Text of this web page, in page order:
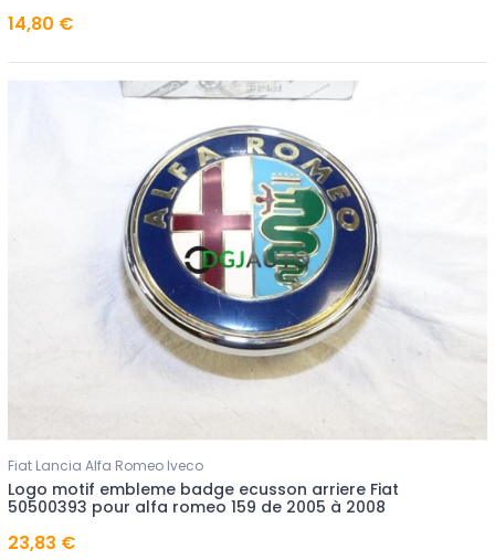
14,80 €
Fiat Lancia Alfa Romeo Iveco
Logo motif embleme badge ecusson arriere Fiat
50500393 pour alfa romeo 159 de 2005 à 2008
23,83 €